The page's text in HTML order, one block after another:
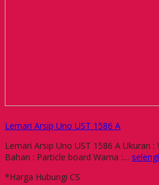
Lemari Arsip Uno UST 1586 A
Lemari Arsip Uno UST 1586 A Ukuran :
Bahan : Particle board Warna :…
*Harga Hubungi CS